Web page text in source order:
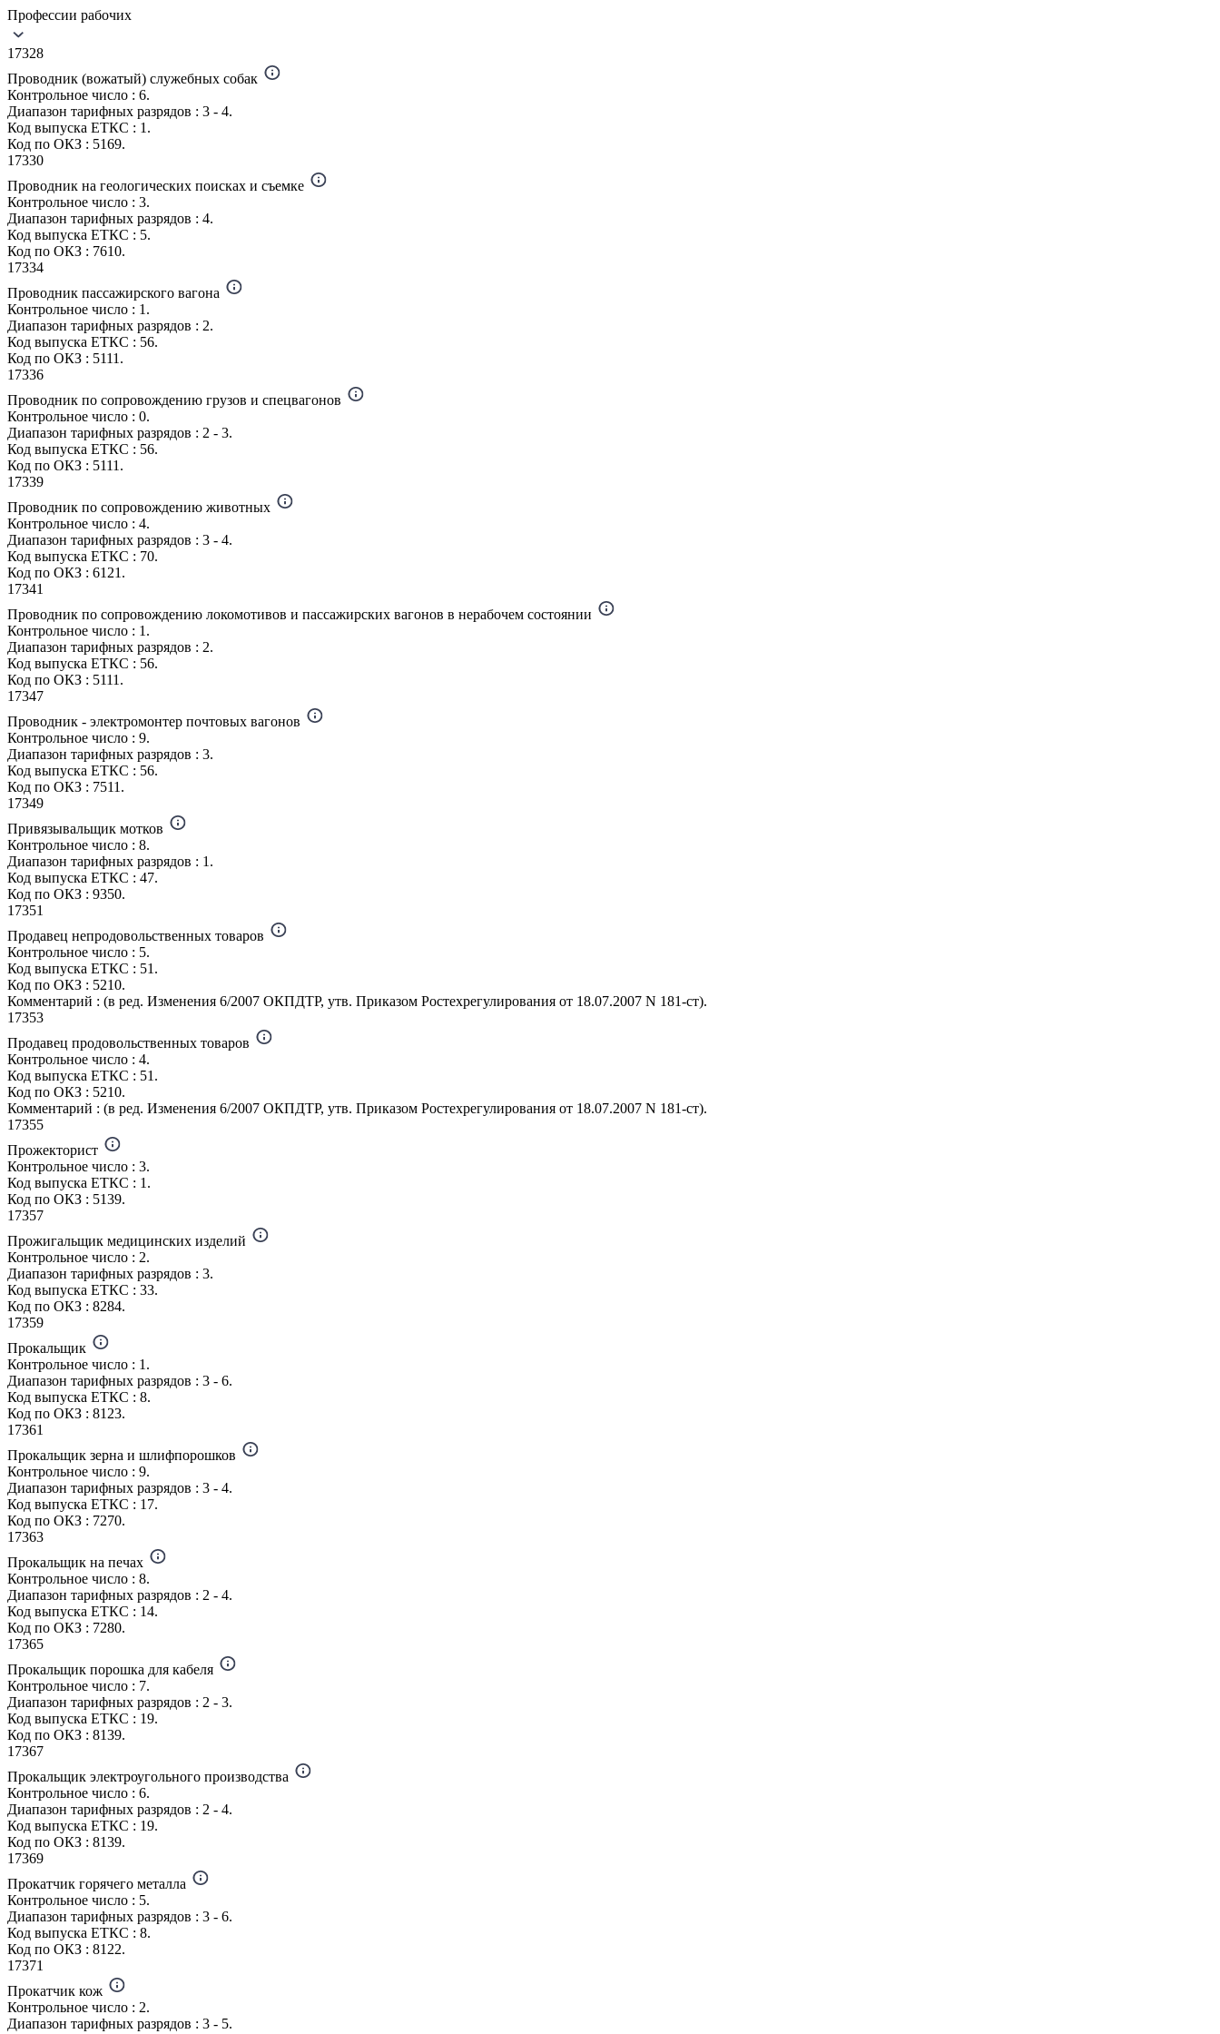
Профессии рабочих
17328
Проводник (вожатый) служебных собак
Контрольное число : 6.
Диапазон тарифных разрядов : 3 - 4.
Код выпуска ЕТКС : 1.
Код по ОКЗ : 5169.
17330
Проводник на геологических поисках и съемке
Контрольное число : 3.
Диапазон тарифных разрядов : 4.
Код выпуска ЕТКС : 5.
Код по ОКЗ : 7610.
17334
Проводник пассажирского вагона
Контрольное число : 1.
Диапазон тарифных разрядов : 2.
Код выпуска ЕТКС : 56.
Код по ОКЗ : 5111.
17336
Проводник по сопровождению грузов и спецвагонов
Контрольное число : 0.
Диапазон тарифных разрядов : 2 - 3.
Код выпуска ЕТКС : 56.
Код по ОКЗ : 5111.
17339
Проводник по сопровождению животных
Контрольное число : 4.
Диапазон тарифных разрядов : 3 - 4.
Код выпуска ЕТКС : 70.
Код по ОКЗ : 6121.
17341
Проводник по сопровождению локомотивов и пассажирских вагонов в нерабочем состоянии
Контрольное число : 1.
Диапазон тарифных разрядов : 2.
Код выпуска ЕТКС : 56.
Код по ОКЗ : 5111.
17347
Проводник - электромонтер почтовых вагонов
Контрольное число : 9.
Диапазон тарифных разрядов : 3.
Код выпуска ЕТКС : 56.
Код по ОКЗ : 7511.
17349
Привязывальщик мотков
Контрольное число : 8.
Диапазон тарифных разрядов : 1.
Код выпуска ЕТКС : 47.
Код по ОКЗ : 9350.
17351
Продавец непродовольственных товаров
Контрольное число : 5.
Код выпуска ЕТКС : 51.
Код по ОКЗ : 5210.
Комментарий : (в ред. Изменения 6/2007 ОКПДТР, утв. Приказом Ростехрегулирования от 18.07.2007 N 181-ст).
17353
Продавец продовольственных товаров
Контрольное число : 4.
Код выпуска ЕТКС : 51.
Код по ОКЗ : 5210.
Комментарий : (в ред. Изменения 6/2007 ОКПДТР, утв. Приказом Ростехрегулирования от 18.07.2007 N 181-ст).
17355
Прожекторист
Контрольное число : 3.
Код выпуска ЕТКС : 1.
Код по ОКЗ : 5139.
17357
Прожигальщик медицинских изделий
Контрольное число : 2.
Диапазон тарифных разрядов : 3.
Код выпуска ЕТКС : 33.
Код по ОКЗ : 8284.
17359
Прокальщик
Контрольное число : 1.
Диапазон тарифных разрядов : 3 - 6.
Код выпуска ЕТКС : 8.
Код по ОКЗ : 8123.
17361
Прокальщик зерна и шлифпорошков
Контрольное число : 9.
Диапазон тарифных разрядов : 3 - 4.
Код выпуска ЕТКС : 17.
Код по ОКЗ : 7270.
17363
Прокальщик на печах
Контрольное число : 8.
Диапазон тарифных разрядов : 2 - 4.
Код выпуска ЕТКС : 14.
Код по ОКЗ : 7280.
17365
Прокальщик порошка для кабеля
Контрольное число : 7.
Диапазон тарифных разрядов : 2 - 3.
Код выпуска ЕТКС : 19.
Код по ОКЗ : 8139.
17367
Прокальщик электроугольного производства
Контрольное число : 6.
Диапазон тарифных разрядов : 2 - 4.
Код выпуска ЕТКС : 19.
Код по ОКЗ : 8139.
17369
Прокатчик горячего металла
Контрольное число : 5.
Диапазон тарифных разрядов : 3 - 6.
Код выпуска ЕТКС : 8.
Код по ОКЗ : 8122.
17371
Прокатчик кож
Контрольное число : 2.
Диапазон тарифных разрядов : 3 - 5.